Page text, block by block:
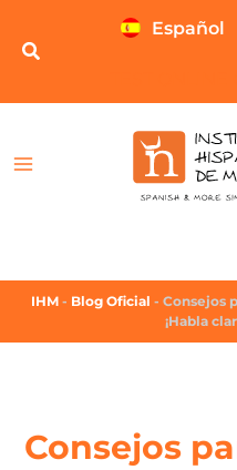
Español
IHM - Blog Oficial - Consejos
¡Habla
Consejos